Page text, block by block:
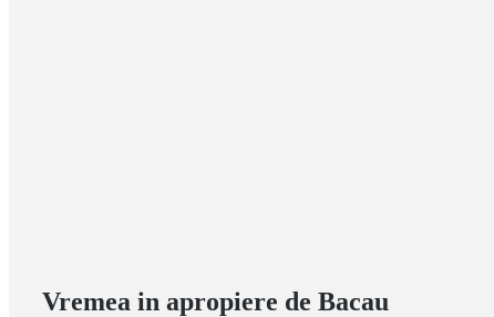
Vremea in apropiere de Bacau